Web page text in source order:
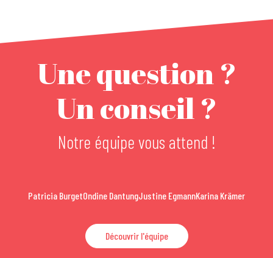
Une question ?
Un conseil ?
Notre équipe vous attend !
Patricia BurgetOndine DantungJustine EgmannKarina Krämer
Découvrir l'équipe